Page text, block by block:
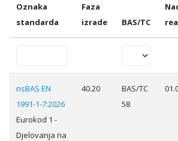
Oznaka
standarda
Faza
izrade
BAS/TC
nsBAS EN
1991-1-7:2026
Eurokod 1 -
Djelovanja na
40.20
BAS/TC
58